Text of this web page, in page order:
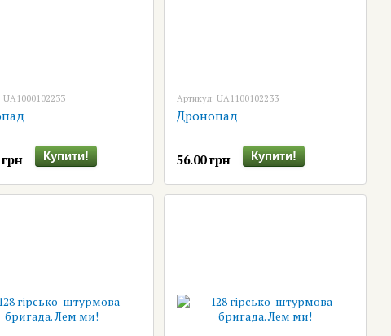
UA1000102233
грн Купити!
Артикул: UA1100102233
Дронопад
56.00 грн Купити!